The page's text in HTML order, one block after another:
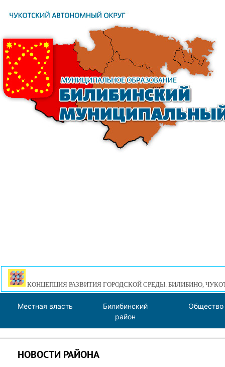
КОНЦЕПЦИЯ РАЗВИТИЯ ГОРОДСКОЙ СРЕДЫ. БИЛИБИНО,
Местная власть
Билибинский
район
Общество
НОВОСТИ РАЙОНА